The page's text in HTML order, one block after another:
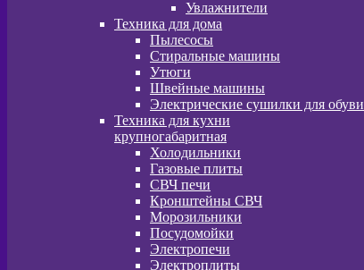
Увлажнители
Техника для дома
Пылесосы
Стиральные машины
Утюги
Швейные машины
Электрические сушилки для обуви
Техника для кухни
крупногабаритная
Холодильники
Газовые плиты
СВЧ печи
Кронштейны СВЧ
Морозильники
Посудомойки
Электропечи
Электроплиты